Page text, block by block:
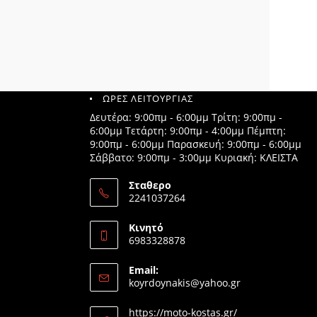
ΩΡΕΣ ΛΕΙΤΟΥΡΓΙΑΣ
Δευτέρα: 9:00πμ - 6:00μμ Τρίτη: 9:00πμ -
6:00μμ Τετάρτη: 9:00πμ - 4:00μμ Πέμπτη:
9:00πμ - 6:00μμ Παρασκευή: 9:00πμ - 6:00μμ
Σάββατο: 9:00πμ - 3:00μμ Κυριακή: ΚΛΕΙΣΤΑ
Σταθερο
2241037264
in
your
Κινητό
6983328878
in
your
Email:
koyrdoynakis@yahoo.grOpens
https://moto-kostas.gr/